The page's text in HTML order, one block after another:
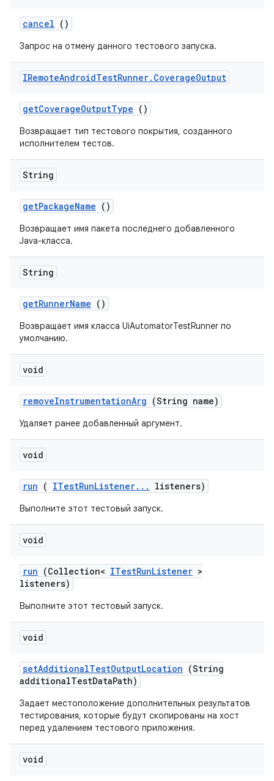
cancel ()
Запрос на отмену данного тестового запуска.
IRemoteAndroidTestRunner. CoverageOutput
getCoverageOutputType ()
Возвращает тип тестового покрытия, созданного
исполнителем тестов.
String
getPackageName ()
Возвращает имя пакета последнего добавленного
Java-класса.
String
getRunnerName ()
Возвращает имя класса UiAutomatorTestRunner по
умолчанию.
void
removeInstrumentationArg (String name)
Удаляет ранее добавленный аргумент.
void
run ( ITestRunListener. . . listeners)
Выполните этот тестовый запуск.
void
run (Collection< ITestRunListener >
listeners)
Выполните этот тестовый запуск.
void
setAdditionalTestOutputLocation (String
additionalTestDataPath)
Задает местоположение дополнительных результатов
тестирования, которые будут скопированы на хост
перед удалением тестового приложения.
void